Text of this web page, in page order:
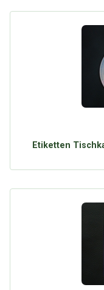
Etiketten